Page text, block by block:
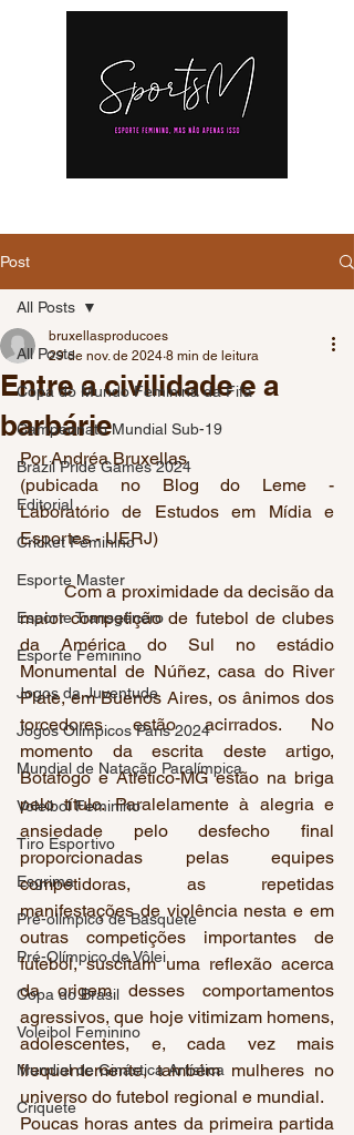
Post
All Posts
Copa do Mundo Feminina da Fifa
Campeonato Mundial Sub-19
Brazil Pride Games 2024
Editorial
Cricket Feminino
Esporte Master
Esporte Transgênero
Esporte Feminino
Jogos da Juventude
Jogos Olímpicos Paris 2024
Mundial de Natação Paralímpica
Voleibol Feminino
Tiro Esportivo
Esgrima
Pré-olímpico de Basquete
Pré-Olímpico de Vôlei
Copa do Brasil
Voleibol Feminino
Mundial de Ginástica Artística
Críquete
All Posts
Entre a civilidade e a
barbárie
bruxellasproducoes
29 de nov. de 2024 8 min de leitura
Por Andréa Bruxellas
(pubicada no Blog do Leme -
Laboratório de Estudos em Mídia e
Esportes - UERJ)
	Com a proximidade da decisão da
maior competição de futebol de clubes
da América do Sul no estádio
Monumental de Núñez, casa do River
Plate, em Buenos Aires, os ânimos dos
torcedores estão acirrados. No
momento da escrita deste artigo,
Botafogo e Atlético-MG estão na briga
pelo título. Paralelamente à alegria e
ansiedade pelo desfecho final
proporcionadas pelas equipes
competidoras, as repetidas
manifestações de violência nesta e em
outras competições importantes de
futebol, suscitam uma reflexão acerca
da origem desses comportamentos
agressivos, que hoje vitimizam homens,
adolescentes, e, cada vez mais
frequentemente, também mulheres no
universo do futebol regional e mundial.
Poucas horas antes da primeira partida